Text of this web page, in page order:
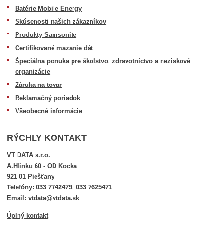
Batérie Mobile Energy
Skúsenosti našich zákazníkov
Produkty Samsonite
Certifikované mazanie dát
Špeciálna ponuka pre školstvo, zdravotníctvo a neziskové
organizácie
Záruka na tovar
Reklamačný poriadok
Všeobecné informácie
RÝCHLY KONTAKT
VT DATA s.r.o.
A.Hlinku 60 - OD Kocka
921 01 Piešťany
Telefóny: 033 7742479, 033 7625471
Email: vtdata@vtdata.sk
Úplný kontakt